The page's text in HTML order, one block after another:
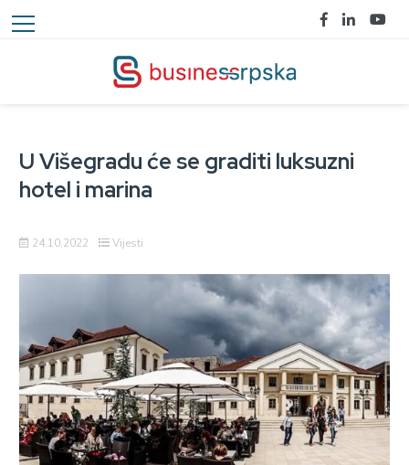
U Višegradu će se graditi luksuzni
hotel i marina
24.10.2022 Vijesti